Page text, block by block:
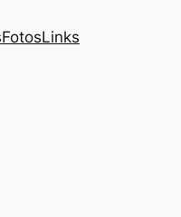
FotosLinks